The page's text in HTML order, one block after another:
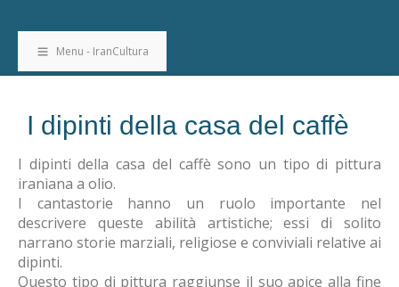
Menu - IranCultura
I dipinti della casa del caffè
I dipinti della casa del caffè sono un tipo di pittura
iraniana a olio.
I cantastorie hanno un ruolo importante nel
descrivere queste abilità artistiche; essi di solito
narrano storie marziali, religiose e conviviali relative ai
dipinti.
Questo tipo di pittura raggiunse il suo apice alla fine